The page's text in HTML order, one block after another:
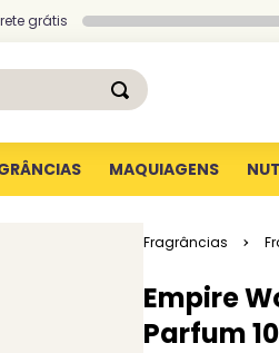
grátis
MAQUIAGENS
Fragrâncias
Empire
Parfum